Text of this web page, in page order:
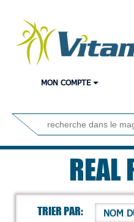
MON COMPTE
REAL
TRIER PAR: NOM